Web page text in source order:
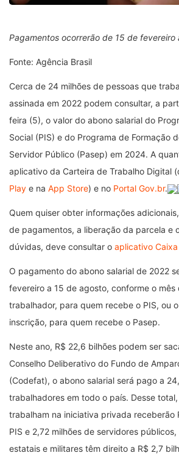
Pagamentos ocorrerão de 15 de fevereiro
Fonte: Agência Brasil
Cerca de 24 milhões de pessoas que
assinada em 2022 podem consultar, a
feira (5), o valor do abono salarial do
Social (PIS) e do Programa de Formação
Servidor Público (Pasep) em 2024. A
aplicativo da Carteira de Trabalho Digital
Play e na App Store) e no Portal Gov.br.
Quem quiser obter informações
de pagamentos, a liberação da parcela e
dúvidas, deve consultar o aplicativo
O pagamento do abono salarial de 2022
fevereiro a 15 de agosto, conforme o mês
trabalhador, para quem recebe o PIS, ou
inscrição, para quem recebe o Pasep.
Neste ano, R$ 22,6 bilhões podem ser
Conselho Deliberativo do Fundo de
(Codefat), o abono salarial será pago a
trabalhadores em todo o país. Desse
trabalham na iniciativa privada receberão
PIS e 2,72 milhões de servidores
estatais e militares têm direito a R$ 2,7